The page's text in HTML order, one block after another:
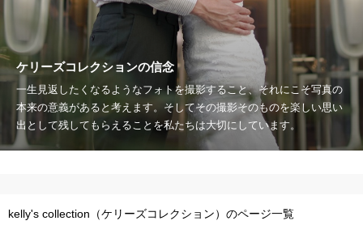
ケリーズコレクションの信念
一生見返したくなるようなフォトを撮影すること、それにこそ写真の
本来の意義があると考えます。そしてその撮影そのものを楽しい思い
出として残してもらえることを私たちは大切にしています。
kelly's collection（ケリーズコレクション）のページ一覧